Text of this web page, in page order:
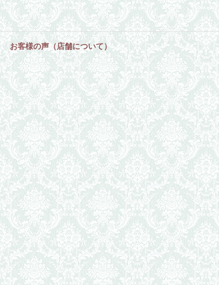
お客様の声（店舗について）